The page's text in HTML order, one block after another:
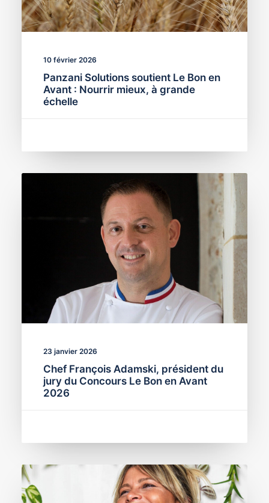
10 février 2026
Panzani Solutions soutient Le Bon en
Avant : Nourrir mieux, à grande
échelle
23 janvier 2026
Chef François Adamski, président du
jury du Concours Le Bon en Avant
2026